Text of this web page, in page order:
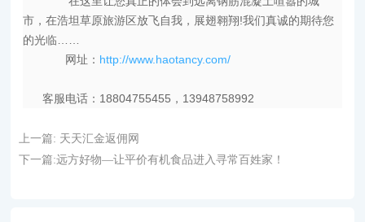
市，在浩坦草原旅游区放飞自我，展翅翱翔!我们真诚的期待您
的光临……
网址： http://www.haotancy.com/
客服电话：18804755455，13948758992
上一篇: 天天汇金返佣网
下一篇:远方好物—让平价有机食品进入寻常百姓家！